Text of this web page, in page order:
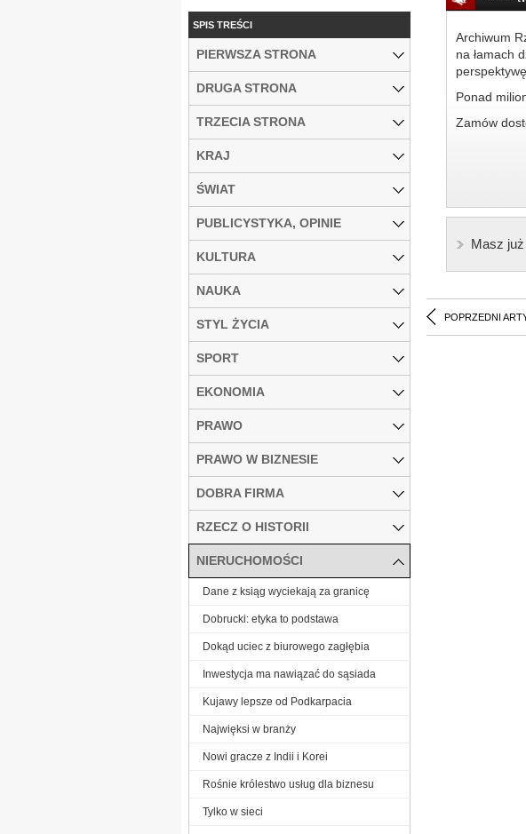
Archiwum
na łamach
Ponad
Zamów
Masz
POPRZEDNI
SPIS TREŚCI
PIERWSZA STRONA
DRUGA STRONA
TRZECIA STRONA
KRAJ
ŚWIAT
PUBLICYSTYKA, OPINIE
KULTURA
NAUKA
STYL ŻYCIA
SPORT
EKONOMIA
PRAWO
PRAWO W BIZNESIE
DOBRA FIRMA
RZECZ O HISTORII
NIERUCHOMOŚCI
Dane z ksiąg wyciekają za granicę
Dobrucki: etyka to podstawa
Dokąd uciec z biurowego zagłębia
Inwestycja ma nawiązać do sąsiada
Kujawy lepsze od Podkarpacia
Najwięksi w branży
Nowi gracze z Indii i Korei
Rośnie królestwo usług dla biznesu
Tylko w sieci